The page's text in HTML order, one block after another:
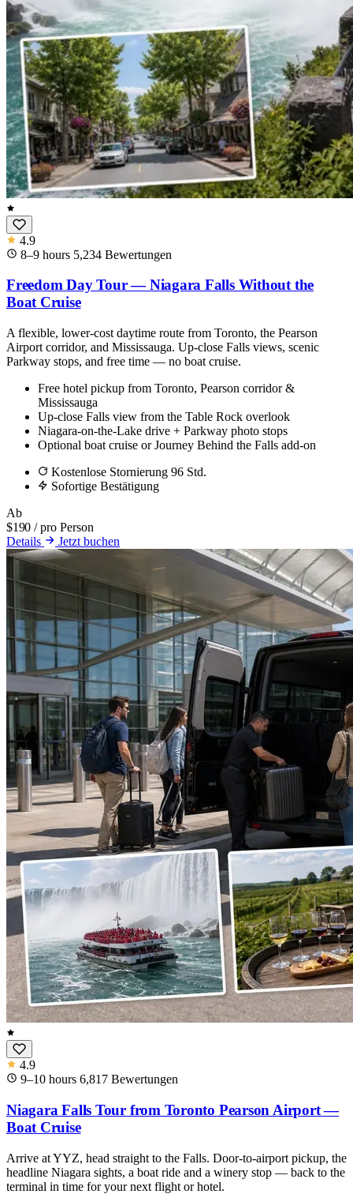
4.9
8–9 hours 5,234 Bewertungen
Freedom Day Tour — Niagara Falls Without the
Boat Cruise
A flexible, lower-cost daytime route from Toronto, the Pearson
Airport corridor, and Mississauga. Up-close Falls views, scenic
Parkway stops, and free time — no boat cruise.
Free hotel pickup from Toronto, Pearson corridor &
Mississauga
Up-close Falls view from the Table Rock overlook
Niagara-on-the-Lake drive + Parkway photo stops
Optional boat cruise or Journey Behind the Falls add-on
Kostenlose Stornierung 96 Std.
Sofortige Bestätigung
Ab
$190 / pro Person
Details
Jetzt buchen
4.9
9–10 hours 6,817 Bewertungen
Niagara Falls Tour from Toronto Pearson Airport —
Boat Cruise
Arrive at YYZ, head straight to the Falls. Door-to-airport pickup, the
headline Niagara sights, a boat ride and a winery stop — back to the
terminal in time for your next flight or hotel.